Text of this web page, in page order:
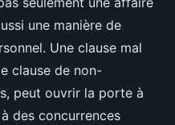
une manière de
Une clause mal
clause de non-
peut ouvrir la porte à
des concurrences